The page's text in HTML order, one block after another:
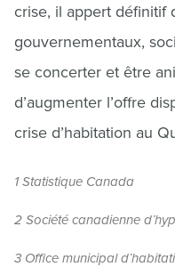
crise, il appert définitif
gouvernementaux,
se concerter et être
d’augmenter l’offre
crise d’habitation au
1 Statistique Canada
2 Société canadienne
3 Office municipal